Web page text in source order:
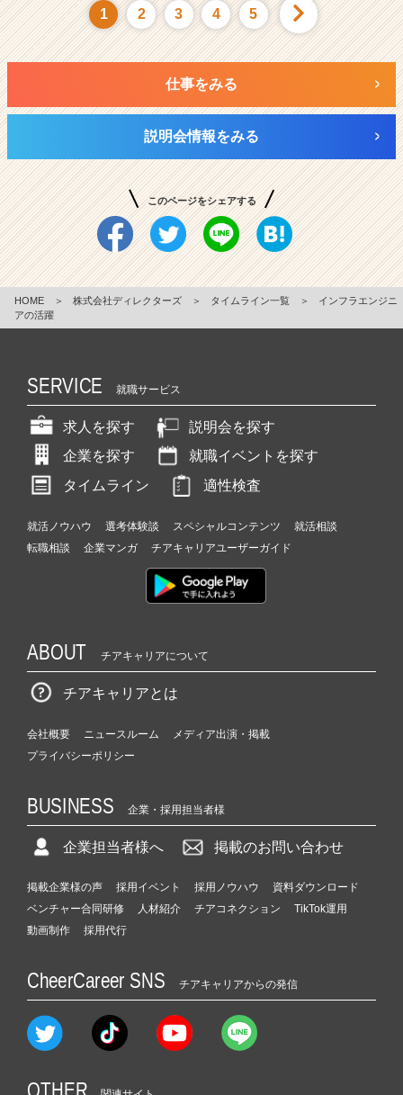
1 2 3 4 5
仕事をみる
説明会情報をみる
このページをシェアする
HOME ＞ 株式会社ディレクターズ ＞ タイムライン一覧 ＞
インフラエンジニ
アの活躍
SERVICE 就職サービス
求人を探す
説明会を探す
企業を探す
就職イベントを探す
タイムライン
適性検査
就活ノウハウ 選考体験談 スペシャルコンテンツ
就活相談
転職相談
企業マンガ チアキャリアユーザーガイド
ABOUT チアキャリアについて
チアキャリアとは
会社概要 ニュースルーム
メディア出演・掲載
プライバシーポリシー
BUSINESS 企業・採用担当者様
企業担当者様へ 掲載のお問い合わせ
掲載企業様の声 採用イベント 採用ノウハウ
資料ダウンロード
ベンチャー合同研修
人材紹介 チアコネクション
TikTok運用
動画制作
採用代行
CheerCareer SNS チアキャリアからの発信